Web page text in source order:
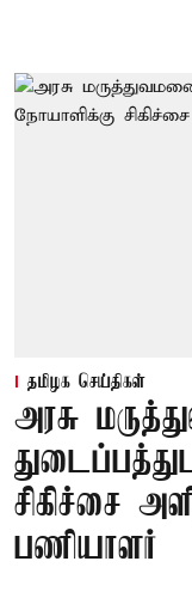
தமிழக செய்திகள்
அரசு
சிகிச்சை
பணியாளர்